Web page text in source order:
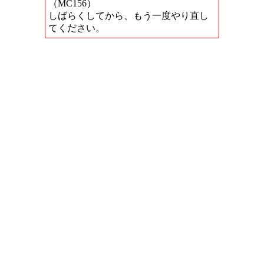
（MC156）
しばらくしてから、もう一度やり直し
てください。